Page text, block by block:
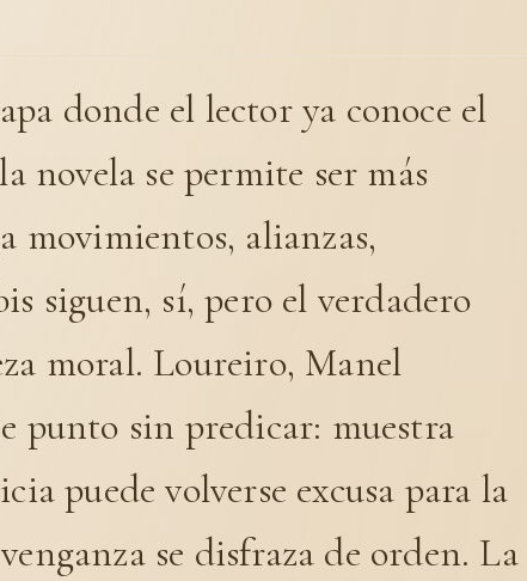
donde el lector ya conoce el
novela se permite ser más
movimientos, alianzas,
siguen, sí, pero el verdadero
moral. Loureiro, Manel
punto sin predicar: muestra
puede volverse excusa para la
se disfraza de orden. La